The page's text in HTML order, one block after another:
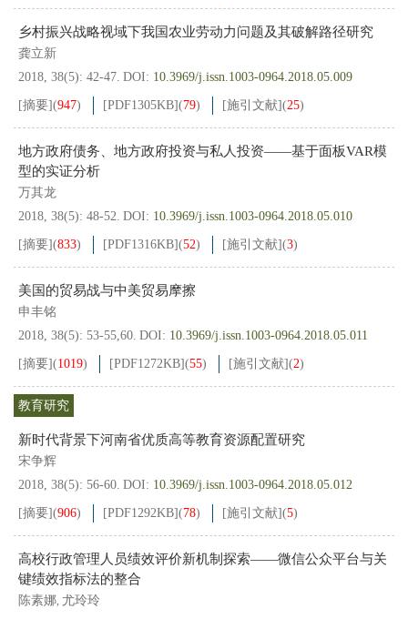
乡村振兴战略视域下我国农业劳动力问题及其破解路径研究
龚立新
2018, 38(5): 42-47. DOI: 10.3969/j.issn.1003-0964.2018.05.009
[摘要](947) [PDF1305KB](79) [施引文献](25)
地方政府债务、地方政府投资与私人投资——基于面板VAR模
型的实证分析
万其龙
2018, 38(5): 48-52. DOI: 10.3969/j.issn.1003-0964.2018.05.010
[摘要](833) [PDF1316KB](52) [施引文献](3)
美国的贸易战与中美贸易摩擦
申丰铭
2018, 38(5): 53-55,60. DOI: 10.3969/j.issn.1003-0964.2018.05.011
[摘要](1019) [PDF1272KB](55) [施引文献](2)
教育研究
新时代背景下河南省优质高等教育资源配置研究
宋争辉
2018, 38(5): 56-60. DOI: 10.3969/j.issn.1003-0964.2018.05.012
[摘要](906) [PDF1292KB](78) [施引文献](5)
高校行政管理人员绩效评价新机制探索——微信公众平台与关
键绩效指标法的整合
陈素娜, 尤玲玲